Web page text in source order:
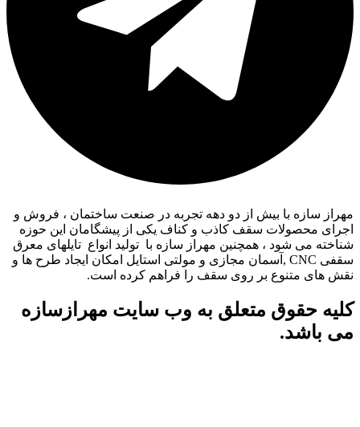
مهراز سازه با بیش از دو دهه تجربه در صنعت ساختمان ، فروش و
اجرای محصولات سقف کاذب و کناف یکی از پیشگامان این حوزه
شناخته می شود ، همچنین مهراز سازه با تولید انواع تایلهای معرق
سقفی CNC ,آسمان مجازی و مولتی استایل امکان ایجاد طرح ها و
نقش های متنوع بر روی سقف را فراهم کرده است.
کلیه حقوق متعلق به وب سایت مهرازسازه
می باشد.